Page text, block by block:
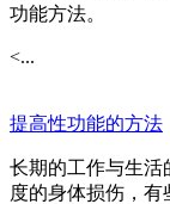
功能方法。
<...
提高性功能的方法
长期的工作与生活
度的身体损伤，